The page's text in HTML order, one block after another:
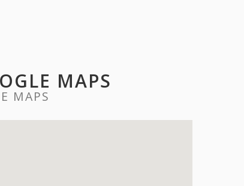
MAPS
MAPS